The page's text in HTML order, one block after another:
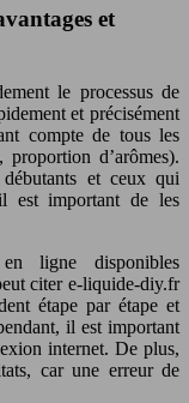
et
le processus de
et précisément
compte de tous les
d’arômes).
et ceux qui
est important de les
ligne disponibles
citer e-liquide-diy.fr
étape par étape et
il est important
internet. De plus,
car une erreur de